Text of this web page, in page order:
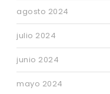
agosto 2024
julio 2024
junio 2024
mayo 2024